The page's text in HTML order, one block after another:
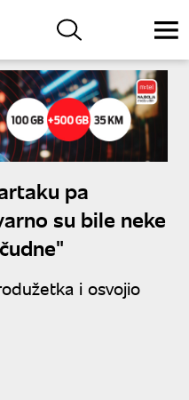
pa
su bile neke
i osvojio